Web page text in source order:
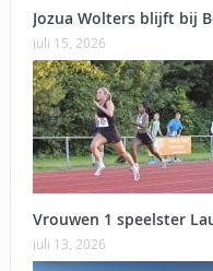
Jozua Wolters blijft bij
juli 15, 2026
Vrouwen 1 speelster
juli 13, 2026